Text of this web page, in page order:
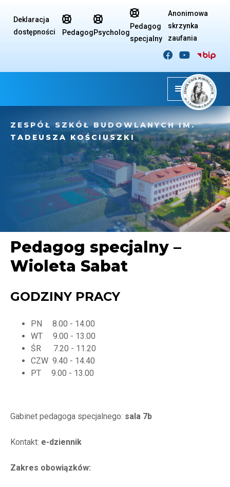
Deklaracja
dostępności

Pedagog

Psycholog

Pedagog
specjalny
Anonimowa
skrzynka
zaufania
 
PEDAGOG SPECJALNY
ZESPÓŁ SZKÓŁ BUDOWLANYCH IM.
TADEUSZA KOŚCIUSZKI
Pedagog specjalny –
Wioleta Sabat
GODZINY PRACY
PN 8.00 - 14.00
WT 9.00 - 13.00
ŚR 7.20 - 11.20
CZW 9.40 - 14.40
PT 9.00 - 13.00
Gabinet pedagoga specjalnego: sala 7b
Kontakt: e-dziennik
Zakres obowiązków: